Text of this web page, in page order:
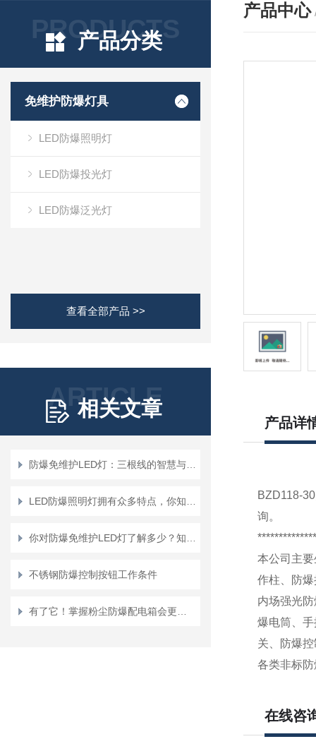
PRODUCTS
产品分类
免维护防爆灯具
LED防爆照明灯
LED防爆投光灯
LED防爆泛光灯
查看全部产品 >>
ARTICLE
相关文章
不锈钢防爆控制按钮工作条件
产品中心
产品详
BZD118-
询。
本公司主
作柱、防
内场强光
爆电筒、
关、防爆
各类非标
在线咨